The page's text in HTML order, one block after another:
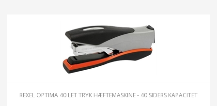
REXEL OPTIMA 40 LET TRYK HÆFTEMASKINE - 40 SIDERS KAPACITET